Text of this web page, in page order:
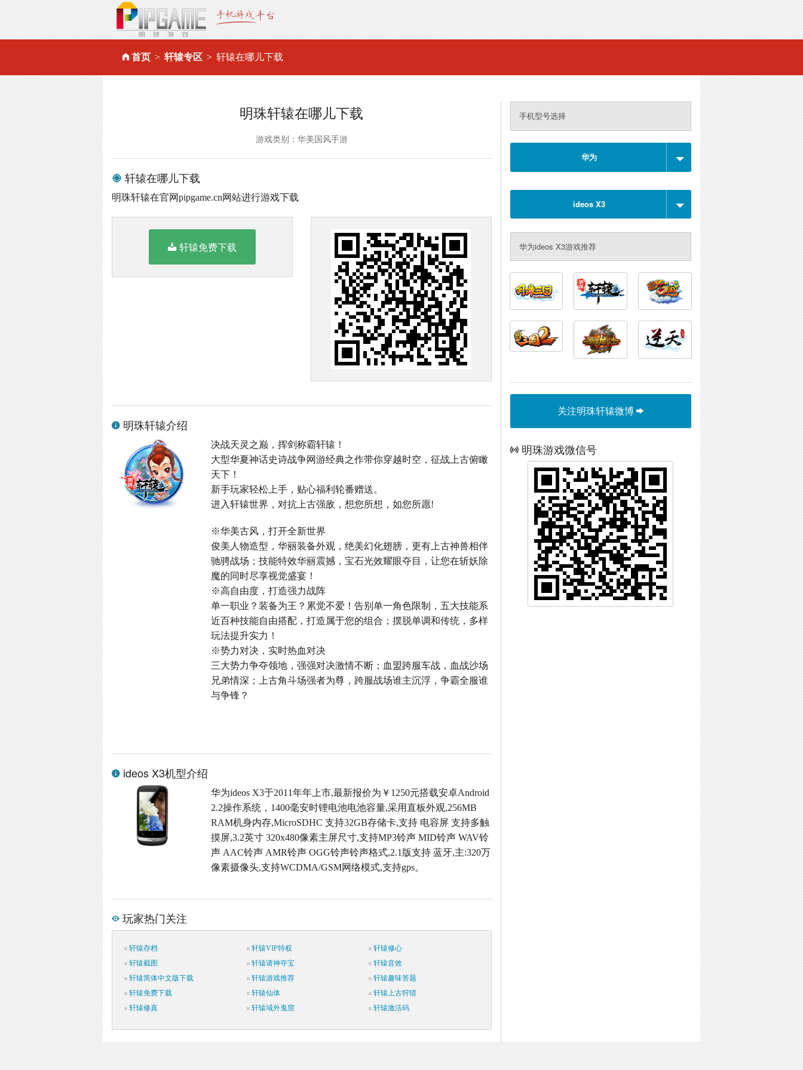
首页 轩辕专区 轩辕在哪儿下载
明珠轩辕在哪儿下载
游戏类别：华美国风手游
轩辕在哪儿下载
明珠轩辕在官网pipgame.cn网站进行游戏下载
轩辕免费下载
明珠轩辕介绍
决战天灵之巅，挥剑称霸轩辕！
大型华夏神话史诗战争网游经典之作带你穿越时空，征战上古俯瞰
天下！
新手玩家轻松上手，贴心福利轮番赠送。
进入轩辕世界，对抗上古强敌，想您所想，如您所愿!
※华美古风，打开全新世界
俊美人物造型，华丽装备外观，绝美幻化翅膀，更有上古神兽相伴
驰骋战场；技能特效华丽震撼，宝石光效耀眼夺目，让您在斩妖除
魔的同时尽享视觉盛宴！
※高自由度，打造强力战阵
单一职业？装备为王？累觉不爱！告别单一角色限制，五大技能系
近百种技能自由搭配，打造属于您的组合；摆脱单调和传统，多样
玩法提升实力！
※势力对决，实时热血对决
三大势力争夺领地，强强对决激情不断；血盟跨服车战，血战沙场
兄弟情深；上古角斗场强者为尊，跨服战场谁主沉浮，争霸全服谁
与争锋？
ideos X3机型介绍
华为ideos X3于2011年年上市,最新报价为￥1250元搭载安卓Android
2.2操作系统，1400毫安时锂电池电池容量,采用直板外观,256MB
RAM机身内存,MicroSDHC 支持32GB存储卡,支持 电容屏 支持多触
摸屏,3.2英寸 320x480像素主屏尺寸,支持MP3铃声 MID铃声 WAV铃
声 AAC铃声 AMR铃声 OGG铃声铃声格式,2.1版支持 蓝牙,主:320万
像素摄像头,支持WCDMA/GSM网络模式,支持gps。
玩家热门关注
轩辕存档 轩辕VIP特权
轩辕修心
轩辕截图
轩辕请神夺宝
轩辕音效
轩辕简体中文版下载
轩辕游戏推荐
轩辕趣味答题
轩辕免费下载
轩辕仙体
轩辕上古狩猎
轩辕修真
轩辕域外鬼窟 轩辕激活码
手机型号选择
华为
ideos X3
华为ideos X3游戏推荐
关注明珠轩辕微博
明珠游戏微信号